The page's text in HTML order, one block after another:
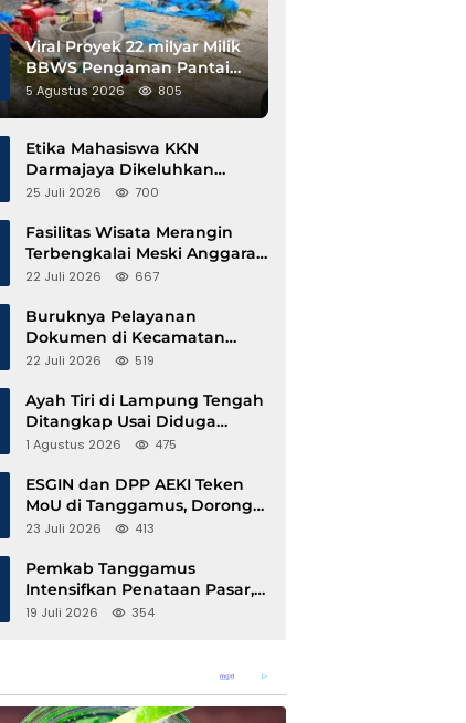
Viral Proyek 22 milyar Milik
BBWS Pengaman Pantai
Pesisir Barat Diduga
Gunakan Besi Banci
5 Agustus 2026 805
Etika Mahasiswa KKN
Darmajaya Dikeluhkan
Kepala Pekon Sinar Jawa
25 Juli 2026 700
Fasilitas Wisata Merangin
Terbengkalai Meski Anggaran
Perawatan Terus Mengalir
22 Juli 2026 667
Buruknya Pelayanan
Dokumen di Kecamatan
Pangkalan Susu, Kinerja
22 Juli 2026 519
Ayah Tiri di Lampung Tengah
Ditangkap Usai Diduga
Hamili Anak di Bawah Umur
1 Agustus 2026 475
ESGIN dan DPP AEKI Teken
MoU di Tanggamus, Dorong
Ekonomi Hijau Berbasis Kopi
23 Juli 2026 413
Pemkab Tanggamus
Intensifkan Penataan Pasar,
Pedagang Diajak Tempati
19 Juli 2026 354